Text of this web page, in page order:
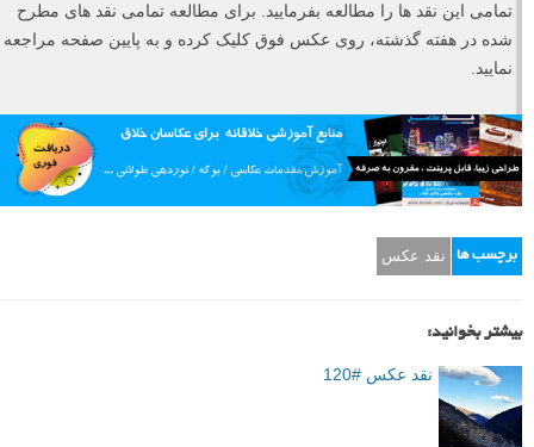
تمامی این نقد ها را مطالعه بفرمایید. برای مطالعه تمامی نقد های مطرح
شده در هفته گذشته، روی عکس فوق کلیک کرده و به پایین صفحه مراجعه
نمایید.
برچسب ها نقد عکس
بیشتر بخوانید:
نقد عکس #120